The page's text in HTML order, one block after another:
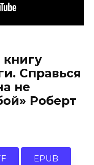
книгу
Справься
не
Роберт
EPUB